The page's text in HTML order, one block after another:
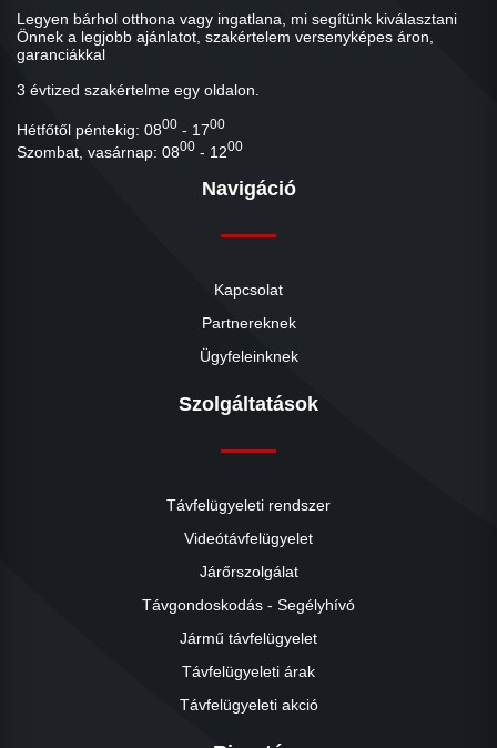
Legyen bárhol otthona vagy ingatlana, mi segítünk kiválasztani
Önnek a legjobb ajánlatot, szakértelem versenyképes áron,
garanciákkal
3 évtized szakértelme egy oldalon.
Hétfőtől péntekig: 0800 - 1700
Szombat, vasárnap: 0800 - 1200
Navigáció
Kapcsolat
Partnereknek
Ügyfeleinknek
Szolgáltatások
Távfelügyeleti rendszer
Videótávfelügyelet
Járőrszolgálat
Távgondoskodás - Segélyhívó
Jármű távfelügyelet
Távfelügyeleti árak
Távfelügyeleti akció